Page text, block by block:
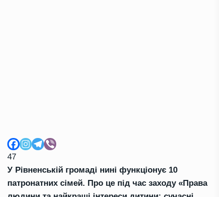
47
У Рівненській громаді нині функціонує 10
патронатних сімей. Про це під час заходу «Права